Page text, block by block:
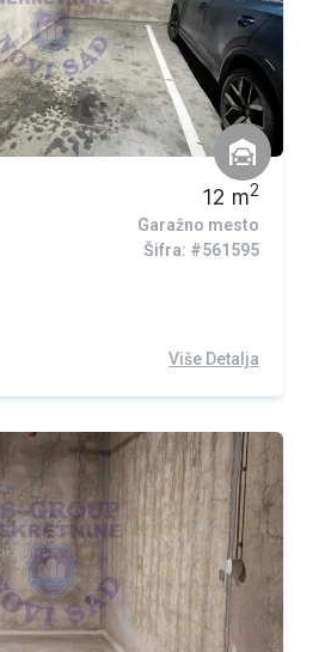
12 m2
Garažno mesto
Šifra: #561595
Više Detalja